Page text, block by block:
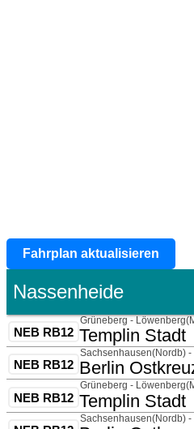
Fahrplan aktualisieren